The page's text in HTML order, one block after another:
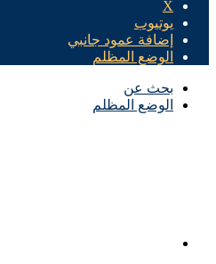
X
يوتيوب
إضافة عمود جانبي
الوضع المظلم
بحث عن
الوضع المظلم